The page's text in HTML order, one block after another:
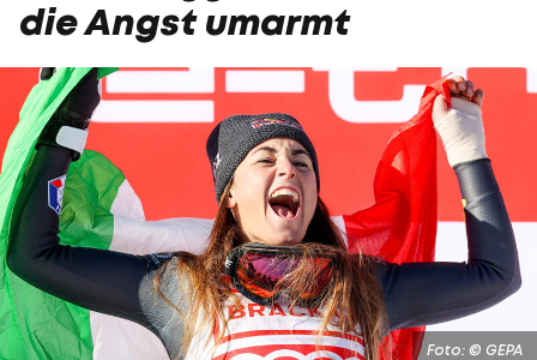
die Angst umarmt
Foto: © GEPA